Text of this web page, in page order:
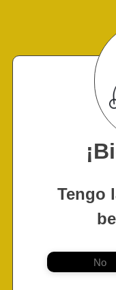
Tengo
No